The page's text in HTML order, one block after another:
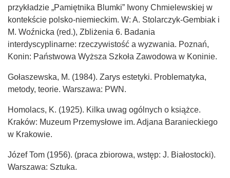
przykładzie „Pamiętnika Blumki” Iwony Chmielewskiej w
kontekście polsko-niemieckim. W: A. Stolarczyk-Gembiak i
M. Woźnicka (red.), Zbliżenia 6. Badania
interdyscyplinarne: rzeczywistość a wyzwania. Poznań,
Konin: Państwowa Wyższa Szkoła Zawodowa w Koninie.
Gołaszewska, M. (1984). Zarys estetyki. Problematyka,
metody, teorie. Warszawa: PWN.
Homolacs, K. (1925). Kilka uwag ogólnych o książce.
Kraków: Muzeum Przemysłowe im. Adjana Baranieckiego
w Krakowie.
Józef Tom (1956). (praca zbiorowa, wstęp: J. Białostocki).
Warszawa: Sztuka.